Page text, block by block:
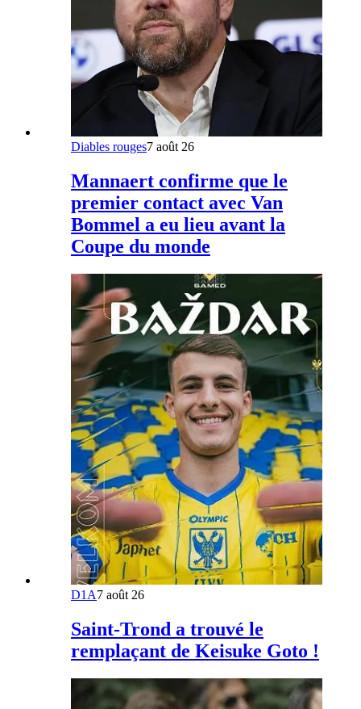
Diables rouges7 août 26
Mannaert confirme que le
premier contact avec Van
Bommel a eu lieu avant la
Coupe du monde
D1A7 août 26
Saint-Trond a trouvé le
remplaçant de Keisuke Goto !